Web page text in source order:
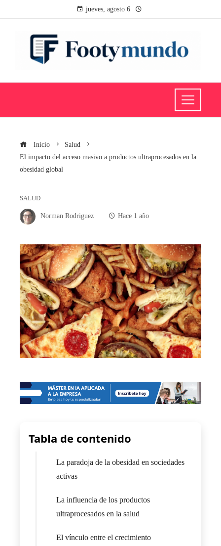
jueves, agosto 6
Inicio
Salud
El impacto del acceso masivo a productos ultraprocesados en la
obesidad global
SALUD
Norman Rodriguez Hace 1 año
Tabla de contenido
La paradoja de la obesidad en sociedades
activas
La influencia de los productos
ultraprocesados en la salud
El vínculo entre el crecimiento